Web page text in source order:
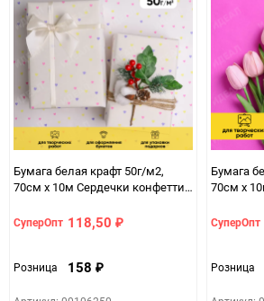
Бумага белая крафт 50г/м2,
70см x 10м Сердечки конфетти,
СуперОпт 118,50 ₽
Розница 158 ₽
Бумага
70см x
СуперОпт
Розница